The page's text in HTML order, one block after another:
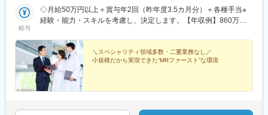
都)、横浜駅、京急川崎駅、新潟駅、富山駅、金沢駅、福井駅、甲
府駅、長野駅、岐阜駅、静岡駅、名古屋駅、津駅、大津駅、京都
駅、岡山駅、広島駅、山口駅(山口県)、徳島駅、高松駅(香川県)、
松山駅(愛媛県)、高知駅、博多駅、佐賀駅、長崎駅(長崎県)、熊本
駅、大分駅、宮崎駅、鹿児島中央駅前駅、さっぽろ駅、仙台駅(地
下鉄)、曽根田駅、宇都宮駅東口駅、中央前橋駅、京成千葉駅、船
橋駅、新宿駅(東京メトロ)、二重橋前駅、三越前駅、新高島駅、川
古屋駅、上栄町駅、西梅田駅、ハーバーランド駅、田中口駅、岡
給与
◇月給50万円以上＋賞与年2回（昨年度3.5カ月分）＋各種手当※
経験・能力・スキルを考慮し、決定します。【年収例】860万円
700万円／30歳（月給51万円+賞与）
＼スペシャリティ領域多数・二重業務なし／
小規模だから実現できた“MRファースト”な環境